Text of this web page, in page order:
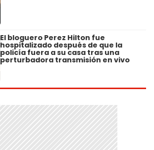
El bloguero Perez Hilton fue
hospitalizado después de que la
policía fuera a su casa tras una
perturbadora transmisión en vivo